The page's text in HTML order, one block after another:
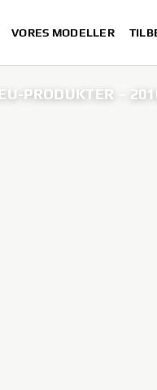
VORES MODELLER
PRODUKTER –